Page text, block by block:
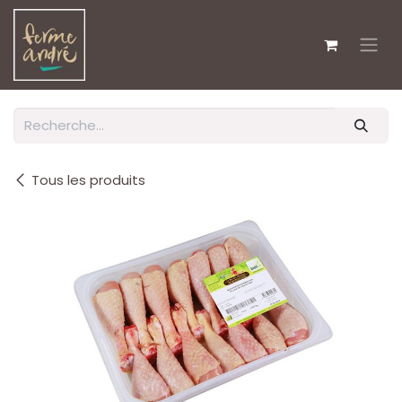
Se rendre au contenu
Tous les produits